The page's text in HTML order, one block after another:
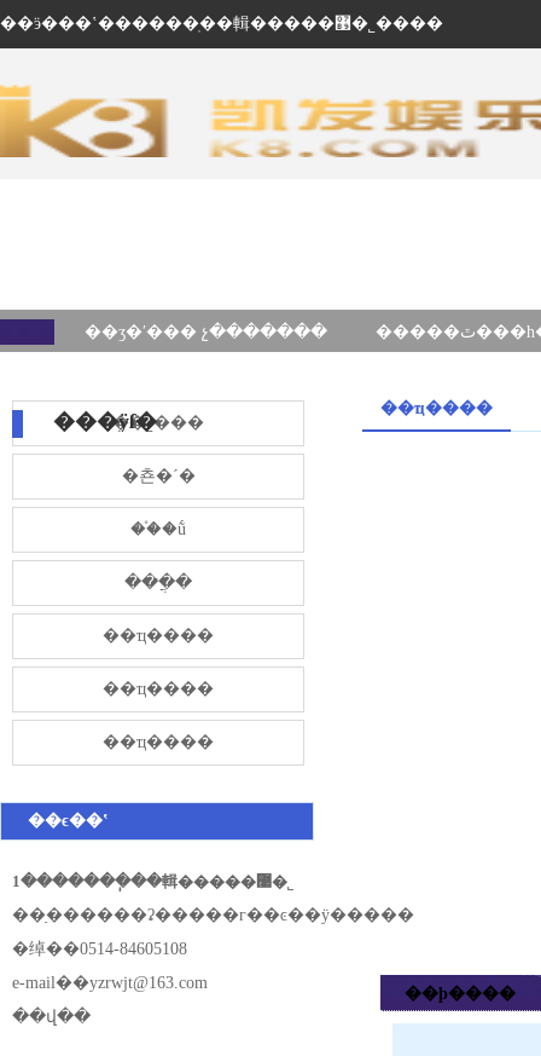
��ӭ���ʽ������ֽ��輯�����޹�˾����
��ʒ�ʹ��� չ�������
���ÿſ���˾���
�쵼�´�
��֯�ṹ
���̷ֲ�
��ҵ����
��ҵ����
��ҵ����
��ϵ��ʽ
1�������ֽ��輯�����޹�˾
��ַ������ʡ�����г��ͼ��ÿ�����
�绰��0514-84605108
e-mail��yzrwjt@163.com
��վ��
��ҵ����
��ϸ����